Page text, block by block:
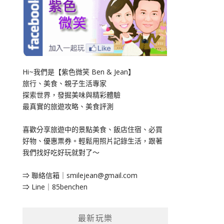
Hi~我們是【紫色微笑 Ben & Jean】
旅行、美食、親子生活專家
探索世界，發掘美味與精彩體驗
最真實的旅遊攻略、美食評測
喜歡分享旅遊中的景點美食、飯店住宿、必買
好物、優惠票券。輕鬆用照片記錄生活，跟著
我們找好吃好玩就對了～
⇒ 聯絡信箱｜ smilejean@gmail.com
⇒ Line｜85benchen
最新玩樂